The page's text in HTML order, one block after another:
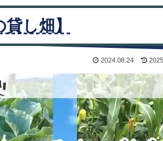
し畑】
2024.08.24